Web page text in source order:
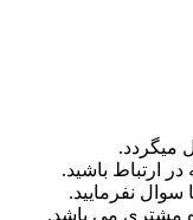
ارتباط باشید.
سوال نفرمایید.
مشتری می باشد.